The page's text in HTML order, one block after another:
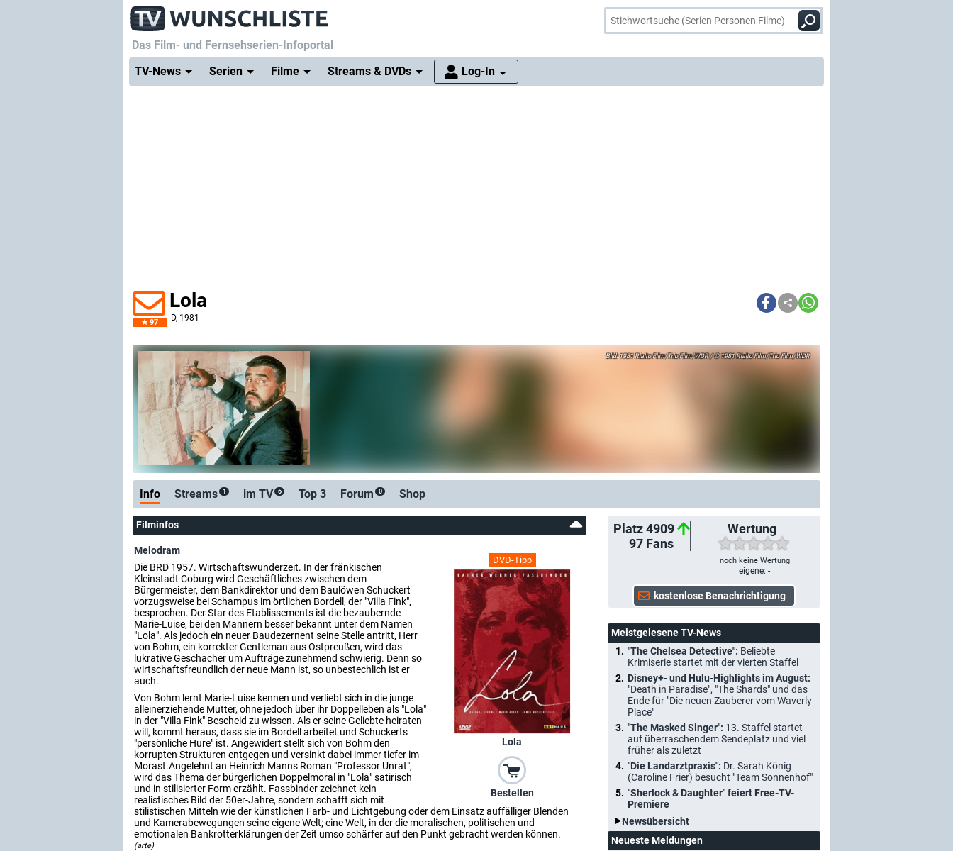
Das Film- und Fernsehserien-Infoportal
TV-News
Serien Filme Streams & DVDs Log-In
97
Lola
D, 1981
1981 Rialto Film/Trio Film/WDR / © 1981 Rialto Film/Trio Film/WDR
Info Streams 1 im TV 6 Top 3 Forum 0 Shop
Platz 4909
97 Fans
Wertung
noch keine Wertung
eigene: -
Filminfos
DVD-Tipp
Lola
Bestellen
Melodram
Die BRD 1957. Wirtschaftswunderzeit. In der fränkischen
Kleinstadt Coburg wird Geschäftliches zwischen dem
Bürgermeister, dem Bankdirektor und dem Baulöwen Schuckert
vorzugsweise bei Schampus im örtlichen Bordell, der "Villa Fink",
besprochen. Der Star des Etablissements ist die bezaubernde
Marie-Luise, bei den Männern besser bekannt unter dem Namen
"Lola". Als jedoch ein neuer Baudezernent seine Stelle antritt, Herr
von Bohm, ein korrekter Gentleman aus Ostpreußen, wird das
lukrative Geschacher um Aufträge zunehmend schwierig. Denn so
wirtschaftsfreundlich der neue Mann ist, so unbestechlich ist er
auch.
Von Bohm lernt Marie-Luise kennen und verliebt sich in die junge
alleinerziehende Mutter, ohne jedoch über ihr Doppelleben als "Lola"
in der "Villa Fink" Bescheid zu wissen. Als er seine Geliebte heiraten
will, kommt heraus, dass sie im Bordell arbeitet und Schuckerts
"persönliche Hure" ist. Angewidert stellt sich von Bohm den
korrupten Strukturen entgegen und versinkt dabei immer tiefer im
Morast.Angelehnt an Heinrich Manns Roman "Professor Unrat",
wird das Thema der bürgerlichen Doppelmoral in "Lola" satirisch
und in stilisierter Form erzählt. Fassbinder zeichnet kein
realistisches Bild der 50er-Jahre, sondern schafft sich mit
stilistischen Mitteln wie der künstlichen Farb- und Lichtgebung oder dem Einsatz auffälliger Blenden
und Kamerabewegungen seine eigene Welt; eine Welt, in der die moralischen, politischen und
emotionalen Bankrotterklärungen der Zeit umso schärfer auf den Punkt gebracht werden können.
(arte)
Meistgelesene TV-News
"The Chelsea Detective": Beliebte
Krimiserie startet mit der vierten Staffel
Disney+- und Hulu-Highlights im August:
"Death in Paradise", "The Shards" und das
Ende für "Die neuen Zauberer vom Waverly
Place"
"The Masked Singer": 13. Staffel startet
auf überraschendem Sendeplatz und viel
früher als zuletzt
"Die Landarztpraxis": Dr. Sarah König
(Caroline Frier) besucht "Team Sonnenhof"
"Sherlock & Daughter" feiert Free-TV-
Premiere
Newsübersicht
Neueste Meldungen